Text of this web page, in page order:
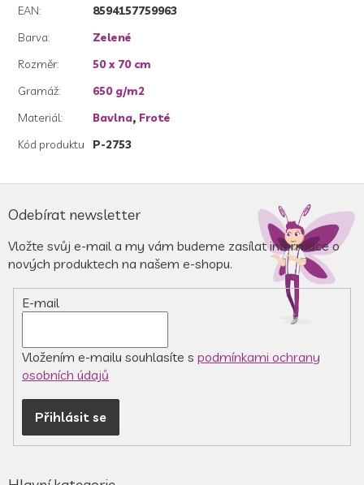
EAN:
8594157759963
Barva:
Zelené
Rozměr:
50 x 70 cm
Gramáž:
650 g/m2
Materiál: Bavlna, Froté
Kód produktu
P-2753
á
a
Odebírat newsletter
Vložte svůj e-mail a my vám budeme zasílat informace o
nových produktech na našem e-shopu.
E-mail
Vložením e-mailu souhlasíte s podmínkami ochrany
osobních údajů
Přihlásit se